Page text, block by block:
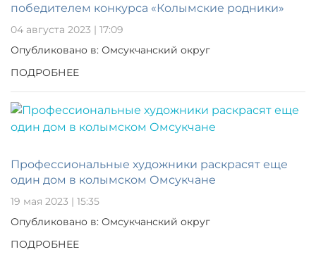
победителем конкурса «Колымские родники»
04 августа 2023 | 17:09
Опубликовано в: Омсукчанский округ
ПОДРОБНЕЕ
Профессиональные художники раскрасят еще
один дом в колымском Омсукчане
19 мая 2023 | 15:35
Опубликовано в: Омсукчанский округ
ПОДРОБНЕЕ